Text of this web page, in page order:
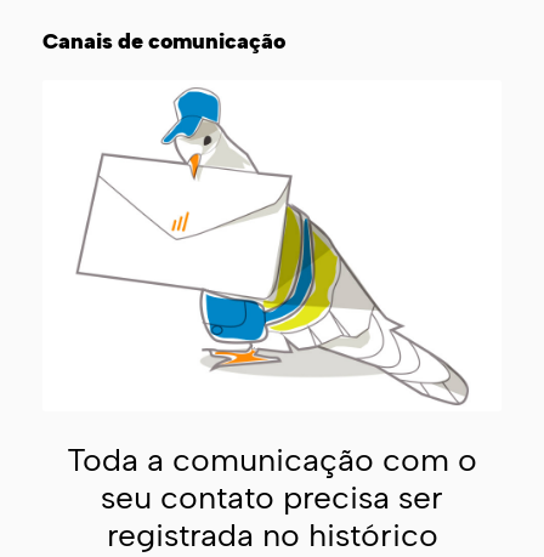
Canais de comunicação
Toda a comunicação com o
seu contato precisa ser
registrada no histórico